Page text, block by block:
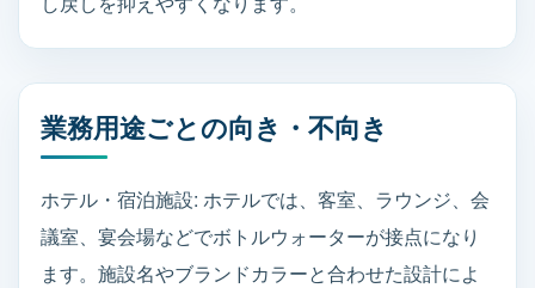
業務用途ごとの向き・不向き
ホテル・宿泊施設: ホテルでは、客室、ラウンジ、会
議室、宴会場などでボトルウォーターが接点になり
ます。施設名やブランドカラーと合わせた設計によ